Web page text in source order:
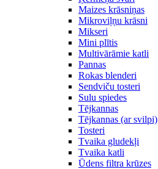
Maizes krāsniņas
Mikroviļņu krāsni
Mikseri
Mini plītis
Multivārāmie katli
Pannas
Rokas blenderi
Sendviču tosteri
Sulu spiedes
Tējkannas
Tējkannas (ar svilpi)
Tosteri
Tvaika gludekļi
Tvaika katli
Ūdens filtra krūzes